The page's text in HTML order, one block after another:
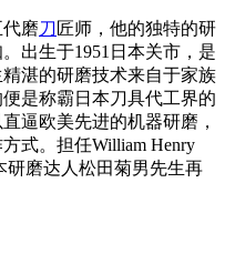
磨刀 匠师，他的独特的研
出生于1951日本关市，是
湛的研磨技术来自于家族
是称霸日本刀具代工界的
逼欧美先进的机器研磨，
式。担任William Henry
研磨达人松田菊男先生再